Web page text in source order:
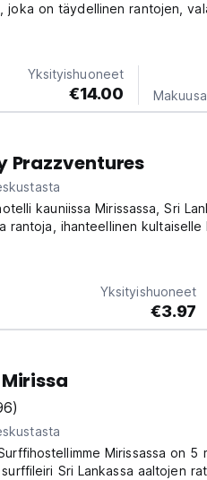
joka on täydellinen rantojen,
Yksityishuoneet
€14.00
Prazzventures
kauniissa Mirissassa, Sri
rantoja, ihanteellinen kultaiselle
Yksityishuoneet
€3.97
Mirissassa on 5
Sri Lankassa aaltojen